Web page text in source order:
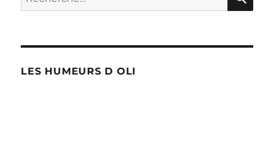
pour :
LES HUMEURS D OLI